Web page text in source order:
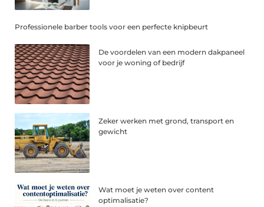
Professionele barber tools voor een perfecte knipbeurt
De voordelen van een modern dakpaneel
voor je woning of bedrijf
Zeker werken met grond, transport en
gewicht
Wat moet je weten over content
optimalisatie?